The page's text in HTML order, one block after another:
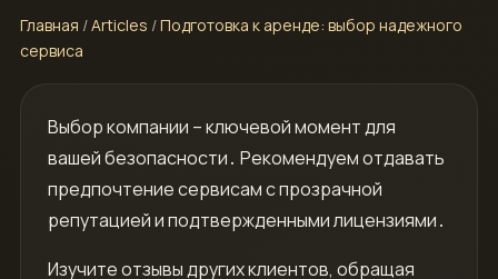
Главная /Articles /Подготовка к аренде: выбор надежного
сервиса
Выбор компании – ключевой момент для
вашей безопасности․ Рекомендуем отдавать
предпочтение сервисам с прозрачной
репутацией и подтвержденными лицензиями․
Изучите отзывы других клиентов, обращая